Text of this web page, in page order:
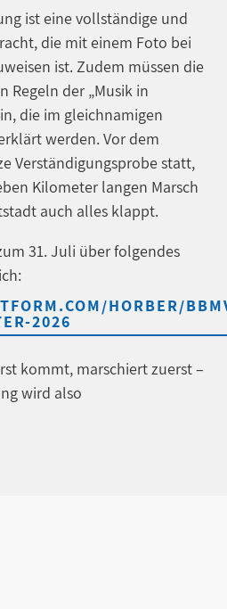
ist eine vollständige und
die mit einem Foto bei
ist. Zudem müssen die
Regeln der „Musik in
die im gleichnamigen
werden. Vor dem
Verständigungsprobe statt,
Kilometer langen Marsch
auch alles klappt.
31. Juli über folgendes
HORBER/
2026
kommt, marschiert zuerst –
wird also